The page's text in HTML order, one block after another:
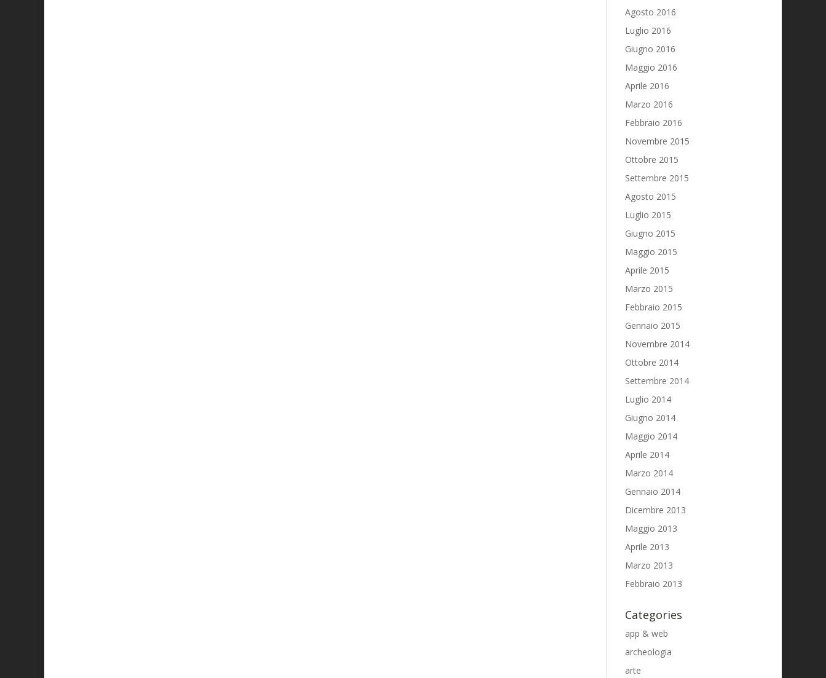
Agosto 2016
Luglio 2016
Giugno 2016
Maggio 2016
Aprile 2016
Marzo 2016
Febbraio 2016
Novembre 2015
Ottobre 2015
Settembre 2015
Agosto 2015
Luglio 2015
Giugno 2015
Maggio 2015
Aprile 2015
Marzo 2015
Febbraio 2015
Gennaio 2015
Novembre 2014
Ottobre 2014
Settembre 2014
Luglio 2014
Giugno 2014
Maggio 2014
Aprile 2014
Marzo 2014
Gennaio 2014
Dicembre 2013
Maggio 2013
Aprile 2013
Marzo 2013
Febbraio 2013
Categories
app & web
archeologia
arte